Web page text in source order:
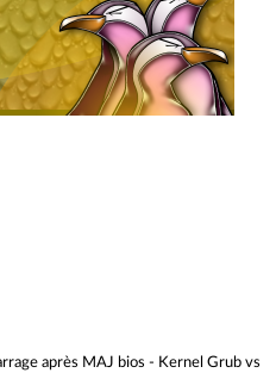
après MAJ bios - Kernel Grub vs